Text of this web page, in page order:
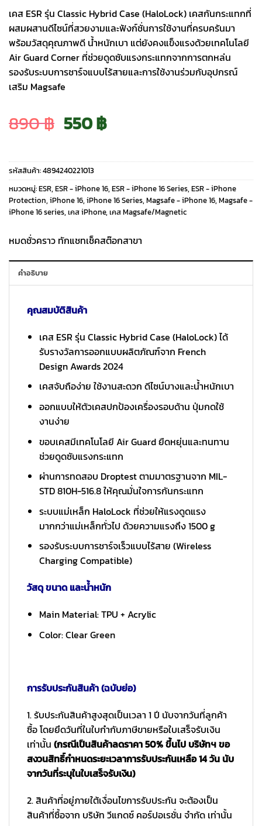
เคส ESR รุ่น Classic Hybrid Case (HaloLock) เคสกันกระแทกที่
ผสมผสานดีไซน์ที่สวยงามและฟังก์ชั่นการใช้งานที่ครบครันมา
พร้อมวัสดุคุณภาพดี น้ำหนักเบา แต่ยังคงแข็งแรงด้วยเทคโนโลยี
Air Guard Corner ที่ช่วยดูดซับแรงกระแทกจากการตกหล่น
รองรับระบบการชาร์จแบบไร้สายและการใช้งานร่วมกับอุปกรณ์
เสริม Magsafe
890฿ Original
price
was:
890 ฿.
550฿Current
price
is:
550 ฿.
รหัสสินค้า:4894240221013
หมวดหมู่:ESR, ESR - iPhone 16, ESR - iPhone 16 Series, ESR - iPhone
Protection, iPhone 16, iPhone 16 Series, Magsafe - iPhone 16, Magsafe -
iPhone 16 series, เคส iPhone, เคส Magsafe/Magnetic
หมดชั่วคราว ทักแชทเช็คสต๊อกสาขา
คำอธิบาย
คุณสมบัติสินค้า
เคส ESR รุ่น Classic Hybrid Case (HaloLock) ได้
รับรางวัลการออกแบบผลิตภัณฑ์จาก French
Design Awards 2024
เคสจับถือง่าย ใช้งานสะดวก ดีไซน์บางและน้ำหนักเบา
ออกแบบให้ตัวเคสปกป้องเครื่องรอบด้าน ปุ่มกดใช้
งานง่าย
ขอบเคสมีเทคโนโลยี Air Guard ยืดหยุ่นและทนทาน
ช่วยดูดซับแรงกระแทก
ผ่านการทดสอบ Droptest ตามมาตรฐานจาก MIL-
STD 810H-516.8 ให้คุณมั่นใจการกันกระแทก
ระบบแม่เหล็ก HaloLock ที่ช่วยให้แรงดูดแรง
มากกว่าแม่เหล็กทั่วไป ด้วยความแรงถึง 1500 g
รองรับระบบการชาร์จเร็วแบบไร้สาย (Wireless
Charging Compatible)
วัสดุ ขนาด และน้ำหนัก
Main Material: TPU + Acrylic
Color: Clear Green
การรับประกันสินค้า (ฉบับย่อ)
1. รับประกันสินค้าสูงสุดเป็นเวลา 1 ปี นับจากวันที่ลูกค้า
ซื้อ โดยยึดวันที่ในใบกำกับภาษีขายหรือใบเสร็จรับเงิน
เท่านั้น (กรณีเป็นสินค้าลดราคา 50% ขึ้นไป บริษัทฯ ขอ
สงวนสิทธิ์กำหนดระยะเวลาการรับประกันเหลือ 14 วัน นับ
จากวันที่ระบุในใบเสร็จรับเงิน)
2. สินค้าที่อยู่ภายใต้เงื่อนไขการรับประกัน จะต้องเป็น
สินค้าที่ซื้อจาก บริษัท วีแกดซ์ คอร์ปอเรชั่น จำกัด เท่านั้น